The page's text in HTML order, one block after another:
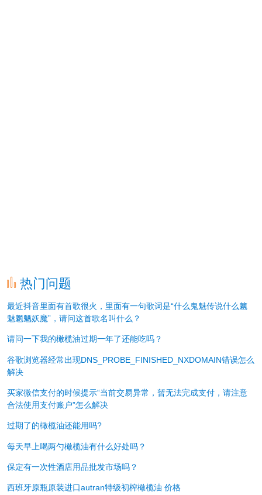
热门问题
最近抖音里面有首歌很火，里面有一句歌词是“什么鬼魅传说什么魑
魅魍魉妖魔”，请问这首歌名叫什么？
请问一下我的橄榄油过期一年了还能吃吗？
谷歌浏览器经常出现DNS_PROBE_FINISHED_NXDOMAIN错误怎么
解决
买家微信支付的时候提示“当前交易异常，暂无法完成支付，请注意
合法使用支付账户”怎么解决
过期了的橄榄油还能用吗?
每天早上喝两勺橄榄油有什么好处吗？
保定有一次性酒店用品批发市场吗？
西班牙原瓶原装进口autran特级初榨橄榄油 价格